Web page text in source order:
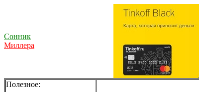
Сонник
Миллера
Полезное: